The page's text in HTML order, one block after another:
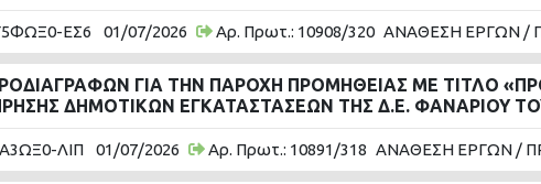
ΕΣ6 01/07/2026 Αρ. Πρωτ.: 10908/320 ΑΝΑΘΕΣΗ ΕΡΓΩΝ /
ΓΙΑ ΤΗΝ ΠΑΡΟΧΗ ΠΡΟΜΗΘΕΙΑΣ ΜΕ ΤΙΤΛΟ
ΔΗΜΟΤΙΚΩΝ ΕΓΚΑΤΑΣΤΑΣΕΩΝ ΤΗΣ Δ.Ε. ΦΑΝΑΡΙΟΥ
ΛΙΠ 01/07/2026 Αρ. Πρωτ.: 10891/318 ΑΝΑΘΕΣΗ ΕΡΓΩΝ /